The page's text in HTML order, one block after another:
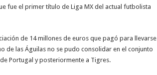
fue el primer título de Liga MX del actual futbolista
de 14 millones de euros que pagó para llevarse
de las Águilas no se pudo consolidar en el conjunto
Portugal y posteriormente a Tigres.